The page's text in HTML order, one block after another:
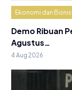
Ekonomi dan Bisnis
Demo Ribuan
Agustus…
4 Aug 2026